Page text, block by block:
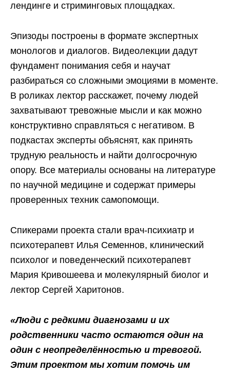
лендинге и стриминговых площадках.
Эпизоды построены в формате экспертных
монологов и диалогов. Видеолекции дадут
фундамент понимания себя и научат
разбираться со сложными эмоциями в моменте.
В роликах лектор расскажет, почему людей
захватывают тревожные мысли и как можно
конструктивно справляться с негативом. В
подкастах эксперты объяснят, как принять
трудную реальность и найти долгосрочную
опору. Все материалы основаны на литературе
по научной медицине и содержат примеры
проверенных техник самопомощи.
Спикерами проекта стали врач-психиатр и
психотерапевт Илья Семеннов, клинический
психолог и поведенческий психотерапевт
Мария Кривошеева и молекулярный биолог и
лектор Сергей Харитонов.
«Люди с редкими диагнозами и их
родственники часто остаются один на
один с неопределённостью и тревогой.
Этим проектом мы хотим помочь им